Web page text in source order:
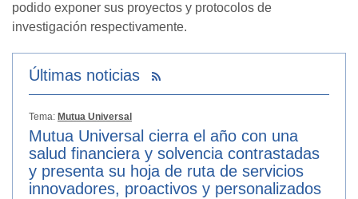
podido exponer sus proyectos y protocolos de
investigación respectivamente.
Últimas noticias
Tema: Mutua Universal
Mutua Universal cierra el año con una
salud financiera y solvencia contrastadas
y presenta su hoja de ruta de servicios
innovadores, proactivos y personalizados